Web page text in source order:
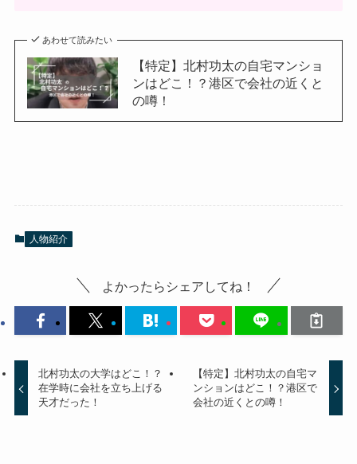
あわせて読みたい
【特定】北村功太の自宅マンショ
ンはどこ！？港区で会社の近くと
の噂！
人物紹介
よかったらシェアしてね！
北村功太の大学はどこ！？
在学時に会社を立ち上げる
天才だった！
【特定】北村功太の自宅マ
ンションはどこ！？港区で
会社の近くとの噂！